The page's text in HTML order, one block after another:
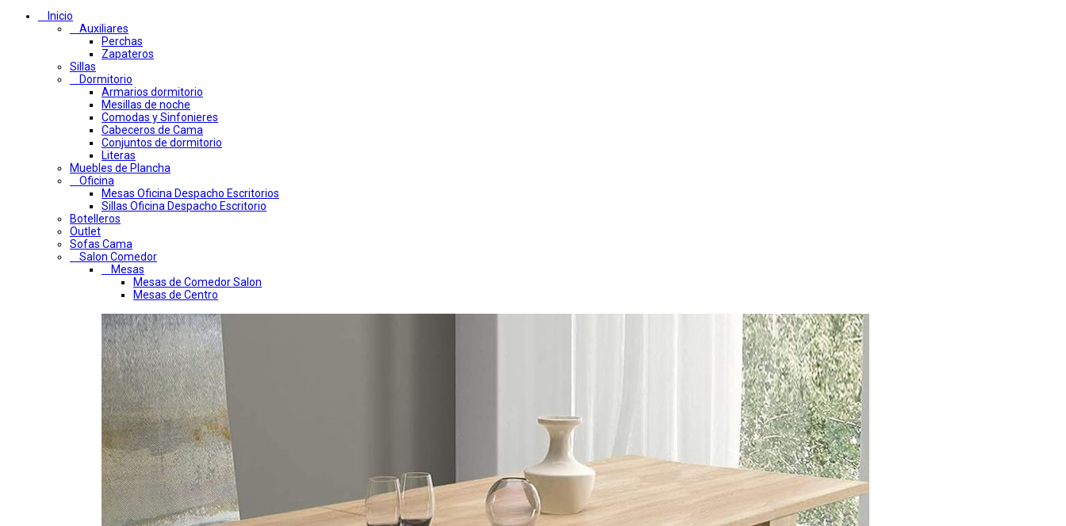
Inicio
Auxiliares
Perchas
Zapateros
Sillas
Dormitorio
Armarios dormitorio
Mesillas de noche
Comodas y Sinfonieres
Cabeceros de Cama
Conjuntos de dormitorio
Literas
Muebles de Plancha
Oficina
Mesas Oficina Despacho Escritorios
Sillas Oficina Despacho Escritorio
Botelleros
Outlet
Sofas Cama
Salon Comedor
Mesas
Mesas de Comedor Salon
Mesas de Centro